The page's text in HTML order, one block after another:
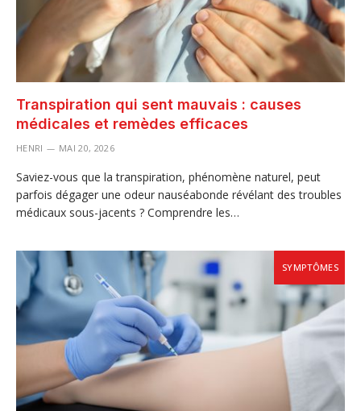
Transpiration qui sent mauvais : causes
médicales et remèdes efficaces
HENRI MAI 20, 2026
Saviez-vous que la transpiration, phénomène naturel, peut
parfois dégager une odeur nauséabonde révélant des troubles
médicaux sous-jacents ? Comprendre les…
SYMPTÔMES